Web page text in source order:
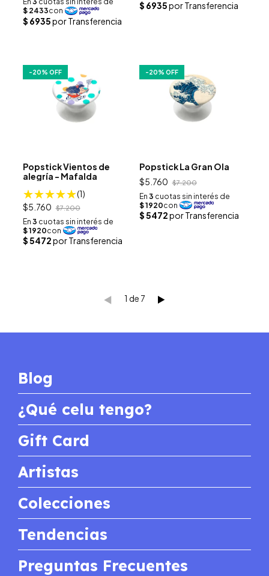
-20% OFF
Popstick Vientos de
alegría - Mafalda
(1)
$5.760 $7.200
-20% OFF
Popstick La Gran Ola
$5.760 $7.200
1 de 7
Blog
¿Qué celu tengo?
Gift Card
Artistas
Colecciones
Tendencias
Preguntas Frecuentes